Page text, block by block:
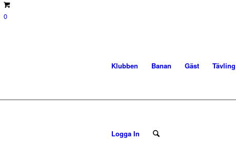
0
Klubben Banan Gäst Tävling
Logga In